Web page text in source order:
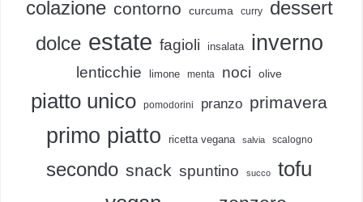
colazione contorno curcuma curry dessert
dolce estate fagioli insalata inverno
lenticchie limone menta noci olive
piatto unico pomodorini pranzo primavera
primo piatto ricetta vegana salvia scalogno
secondo snack spuntino succo tofu